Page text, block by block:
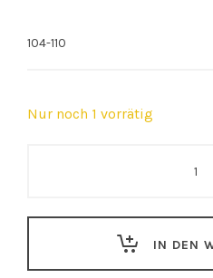
Nur noch 1 vorrätig
IN DEN